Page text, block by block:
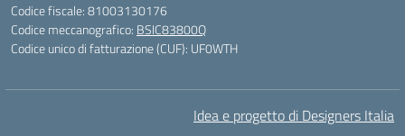
Codice fiscale: 81003130176
Codice meccanografico: BSIC83800Q
Codice unico di fatturazione (CUF): UF0WTH
Idea e progetto di Designers Italia